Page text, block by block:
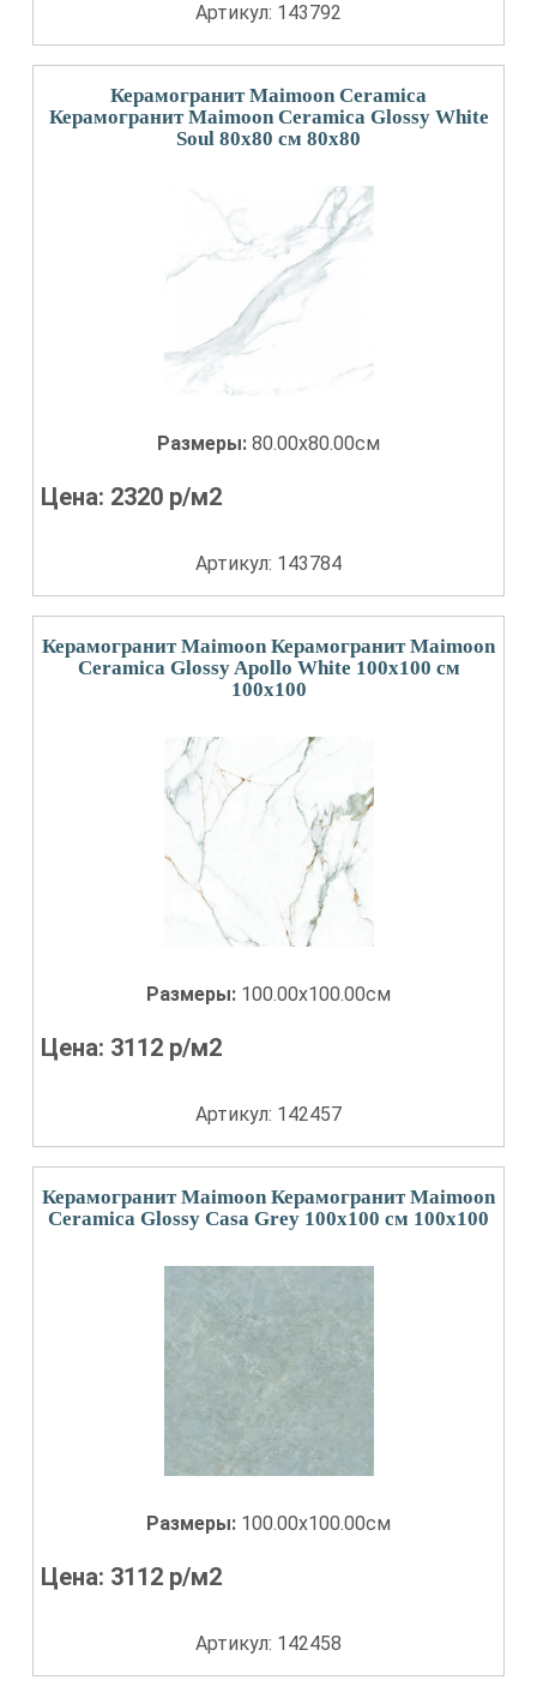
Артикул: 143792
Керамогранит Maimoon Ceramica
Керамогранит Maimoon Ceramica Glossy White
Soul 80х80 см 80x80
Размеры: 80.00x80.00см
Цена: 2320 р/м2
Артикул: 143784
Керамогранит Maimoon Керамогранит Maimoon
Ceramica Glossy Apollo White 100х100 см
100x100
Размеры: 100.00x100.00см
Цена: 3112 р/м2
Артикул: 142457
Керамогранит Maimoon Керамогранит Maimoon
Ceramica Glossy Casa Grey 100х100 см 100x100
Размеры: 100.00x100.00см
Цена: 3112 р/м2
Артикул: 142458